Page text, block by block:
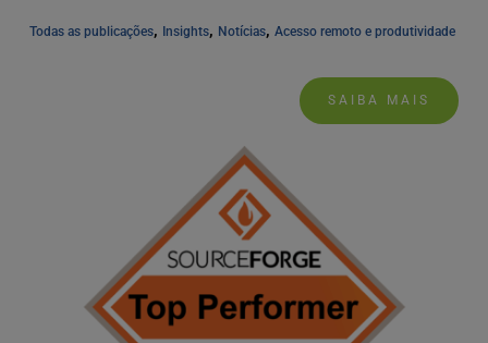
Todas as publicações, Insights, Notícias, Acesso remoto e produtividade
SAIBA MAIS